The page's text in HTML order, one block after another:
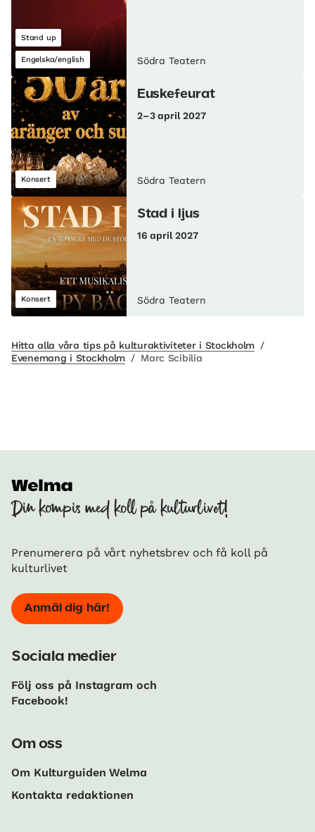
Stand up
Engelska/english Södra Teatern
Konsert
Euskefeurat
2–3 april 2027
Södra Teatern
Konsert
Stad i ljus
16 april 2027
Södra Teatern
Hitta alla våra tips på kulturaktiviteter i Stockholm /
Evenemang i Stockholm / Marc Scibilia
Din kompis med koll på kulturlivet!
Prenumerera på vårt nyhetsbrev och få koll på
kulturlivet
Anmäl dig här!
Sociala medier
Följ oss på Instagram och
Facebook!
Om oss
Om Kulturguiden Welma
Kontakta redaktionen